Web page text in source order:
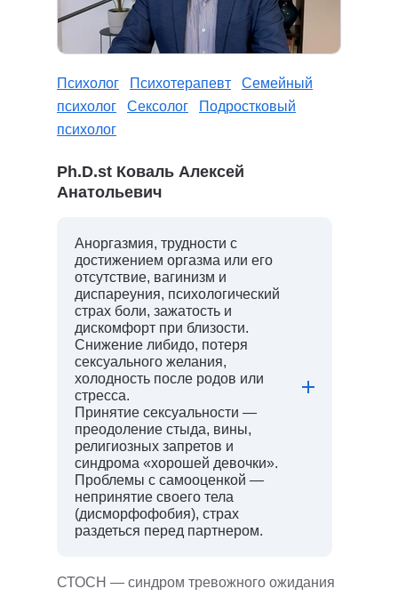
Психолог Психотерапевт
Семейный
психолог
Сексолог
Подростковый
психолог
Ph.D.st Коваль Алексей
Анатольевич
Аноргазмия, трудности с
достижением оргазма или его
отсутствие, вагинизм и
диспареуния, психологический
страх боли, зажатость и
дискомфорт при близости.
Снижение либидо, потеря
сексуального желания,
холодность после родов или
стресса.
Принятие сексуальности —
преодоление стыда, вины,
религиозных запретов и
синдрома «хорошей девочки».
Проблемы с самооценкой —
непринятие своего тела
(дисморфофобия), страх
раздеться перед партнером.
СТОСН — синдром тревожного ожидания